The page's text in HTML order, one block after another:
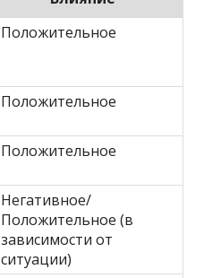
Положительное
Положительное
Положительное
Негативное/
Положительное (в
зависимости от
ситуации)